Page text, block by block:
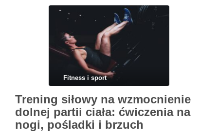
jednak przed dylematem – jak zrównoważyć …
Fitness i sport
Trening siłowy na wzmocnienie
dolnej partii ciała: ćwiczenia na
nogi, pośladki i brzuch